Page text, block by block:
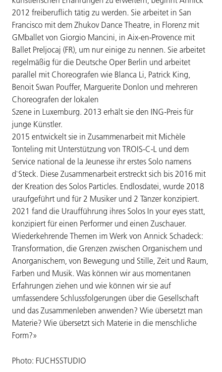
2012 freiberuflich tätig zu werden. Sie arbeitet in San
Francisco mit dem Zhukov Dance Theatre, in Florenz mit
GMballet von Giorgio Mancini, in Aix-en-Provence mit
Ballet Preljocaj (FR), um nur einige zu nennen. Sie arbeitet
regelmäßig für die Deutsche Oper Berlin und arbeitet
parallel mit Choreografen wie Blanca Li, Patrick King,
Benoit Swan Pouffer, Marguerite Donlon und mehreren
Choreografen der lokalen
Szene in Luxemburg. 2013 erhält sie den ING-Preis für
junge Künstler.
2015 entwickelt sie in Zusammenarbeit mit Michèle
Tonteling mit Unterstützung von TROIS-C-L und dem
Service national de la Jeunesse ihr erstes Solo namens
d`Steck. Diese Zusammenarbeit erstreckt sich bis 2016 mit
der Kreation des Solos Particles. Endlosdatei, wurde 2018
uraufgeführt und für 2 Musiker und 2 Tänzer konzipiert.
2021 fand die Uraufführung ihres Solos In your eyes statt,
konzipiert für einen Performer und einen Zuschauer.
Wiederkehrende Themen im Werk von Annick Schadeck:
Transformation, die Grenzen zwischen Organischem und
Anorganischem, von Bewegung und Stille, Zeit und Raum,
Farben und Musik. Was können wir aus momentanen
Erfahrungen ziehen und wie können wir sie auf
umfassendere Schlussfolgerungen über die Gesellschaft
und das Zusammenleben anwenden? Wie übersetzt man
Materie? Wie übersetzt sich Materie in die menschliche
Form?»
Photo: FUCHSSTUDIO